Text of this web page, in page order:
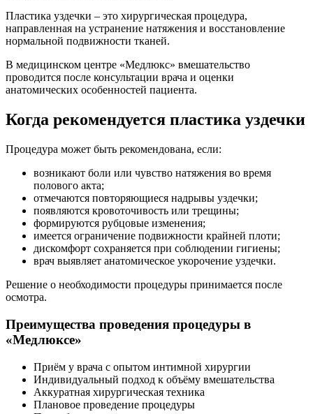
Пластика уздечки – это хирургическая процедура,
направленная на устранение натяжения и восстановление
нормальной подвижности тканей.
В медицинском центре «Медлюкс» вмешательство
проводится после консультации врача и оценки
анатомических особенностей пациента.
Когда рекомендуется пластика уздечки
Процедура может быть рекомендована, если:
возникают боли или чувство натяжения во время
полового акта;
отмечаются повторяющиеся надрывы уздечки;
появляются кровоточивость или трещины;
формируются рубцовые изменения;
имеется ограничение подвижности крайней плоти;
дискомфорт сохраняется при соблюдении гигиены;
врач выявляет анатомическое укорочение уздечки.
Решение о необходимости процедуры принимается после
осмотра.
Преимущества проведения процедуры в
«Медлюксе»
Приём у врача с опытом интимной хирургии
Индивидуальный подход к объёму вмешательства
Аккуратная хирургическая техника
Плановое проведение процедуры